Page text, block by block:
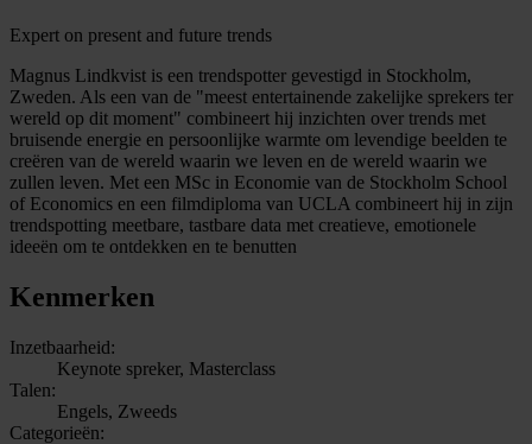
Expert on present and future trends
Magnus Lindkvist is een trendspotter gevestigd in Stockholm,
Zweden. Als een van de "meest entertainende zakelijke sprekers ter
wereld op dit moment" combineert hij inzichten over trends met
bruisende energie en persoonlijke warmte om levendige beelden te
creëren van de wereld waarin we leven en de wereld waarin we
zullen leven. Met een MSc in Economie van de Stockholm School
of Economics en een filmdiploma van UCLA combineert hij in zijn
trendspotting meetbare, tastbare data met creatieve, emotionele
ideeën om te ontdekken en te benutten
Kenmerken
Inzetbaarheid:
Keynote spreker, Masterclass
Talen:
Engels, Zweeds
Categorieën: